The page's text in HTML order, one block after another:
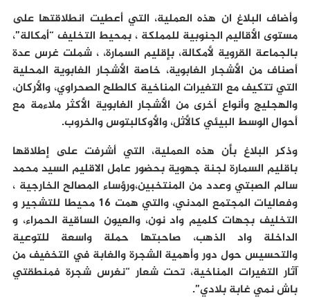
وأضاف البلاغ ان هذه العملية، التي أعطيت انطلاقتها على
مستوى الأقاليم الجنوبية للمملكة ، بمحيط التخليف “أمكالة”،
بالجماعة القروية لأمكالة، بإقليم السمارة، ، شملت غرس عدة
أصناف من الأشجار الغابوية، خاصة الأشجار الغابوية المحلية
التي تتكيف مع التغيرات المناخية كالطلح الصحراوي، والأركان،
والهجليج وأنواع أخرى من الأشجار الغابوية الأكثر ملاءمة مع
أحوال الوسط البيئي كالأثل، والأوكالبتوس والخروب.
وذكر البلاغ بأن هذه العملية، التي أشرفت على إطلاقها
باقليم السمارة لجنة جهوية بحضور عامل الاقليم السيد محمد
سالم الصبتي وعدد من المنتخبين،ورؤساء المصالح الخارجية ،
وفعاليات المجتمع المدني، والتي همت 16 محيطا للتشجير و
التخليف بجهات كلميم واد نون، والعيون الساقية الحمراء، و
الداخلة واد الذهب، صاحبتها حملة واسعة للتوعية
والتحسيس حول دور وأهمية الشجرة والغابة في التخفيف من
آثار التغيرات المناخية، تحت شعار “نغرس شجرة فمنطقتي
باش نمي غابة بلادي”.